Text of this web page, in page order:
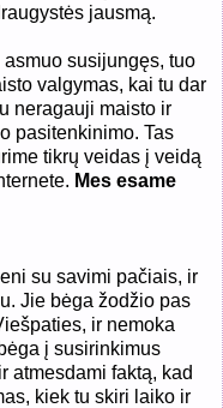
jausmą.
susijungęs, tuo
valgymas, kai tu dar
neragauji maisto ir
pasitenkinimo. Tas
tikrų veidas į veidą
Mes esame
su savimi pačiais, ir
Jie bėga žodžio pas
ir nemoka
į susirinkimus
atmesdami faktą, kad
kiek tu skiri laiko ir